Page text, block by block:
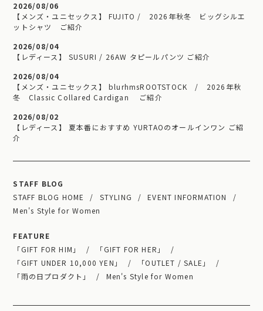
2026/08/06
【メンズ・ユニセックス】 FUJITO / 2026年秋冬 ビッグシルエ
ットシャツ ご紹介
2026/08/04
【レディース】 SUSURI / 26AW タピールパンツ ご紹介
2026/08/04
【メンズ・ユニセックス】 blurhmsROOTSTOCK / 2026年秋
冬 Classic Collared Cardigan ご紹介
2026/08/02
【レディース】 夏本番におすすめ YURTAOのオールインワン ご紹
介
STAFF BLOG
STAFF BLOG HOME
STYLING
EVENT INFORMATION
Men's Style for Women
FEATURE
「GIFT FOR HIM」
「GIFT FOR HER」
「GIFT UNDER 10,000 YEN」
「OUTLET / SALE」
「雨の日プロダクト」
Men's Style for Women